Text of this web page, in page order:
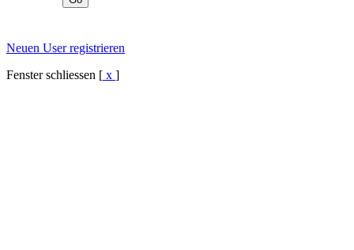
Neuen User registrieren
Fenster schliessen [ x ]